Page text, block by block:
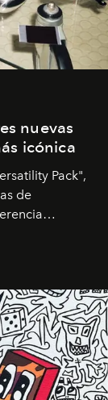
nuevas
icónica
Pack",
de